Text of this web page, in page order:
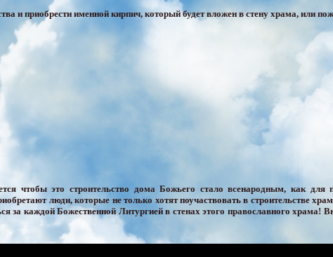
и приобрести именной кирпич, который будет вложен в стену храма, или
чтобы это строительство дома Божьего стало всенародным, как
люди, которые не только хотят поучаствовать в строительстве
за каждой Божественной Литургией в стенах этого православного храма!